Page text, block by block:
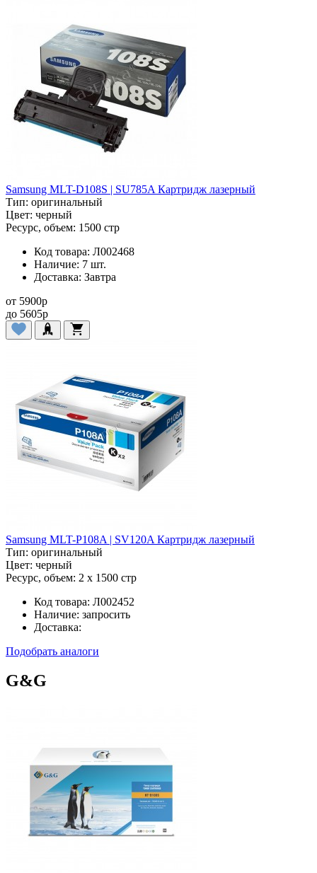
Samsung MLT-D108S | SU785A Картридж лазерный
Тип: оригинальный
Цвет: черный
Ресурс, объем: 1500 стр
Код товара: Л002468
Наличие: 7 шт.
Доставка: Завтра
от 5900p
до 5605p
Samsung MLT-P108A | SV120A Картридж лазерный
Тип: оригинальный
Цвет: черный
Ресурс, объем: 2 x 1500 стр
Код товара: Л002452
Наличие: запросить
Доставка:
Подобрать аналоги
G&G